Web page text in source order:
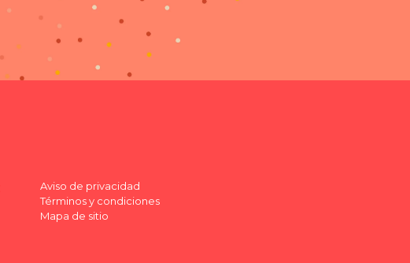
Aviso de privacidad
Términos y condiciones
Mapa de sitio